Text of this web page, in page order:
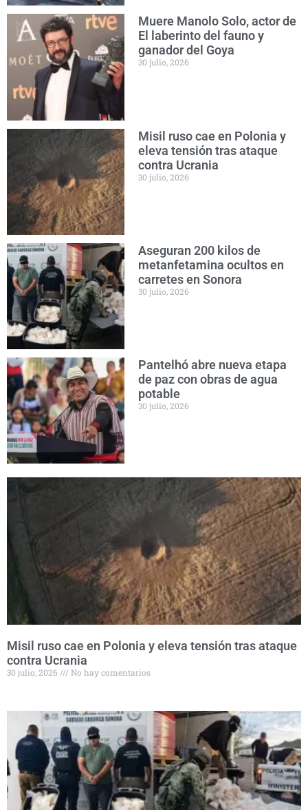
Muere Manolo Solo, actor de
El laberinto del fauno y
ganador del Goya
30 julio, 2026
Misil ruso cae en Polonia y
eleva tensión tras ataque
contra Ucrania
30 julio, 2026
Aseguran 200 kilos de
metanfetamina ocultos en
carretes en Sonora
30 julio, 2026
Pantelhó abre nueva etapa
de paz con obras de agua
potable
30 julio, 2026
Misil ruso cae en Polonia y eleva tensión tras ataque
contra Ucrania
30 julio, 2026 No hay comentarios